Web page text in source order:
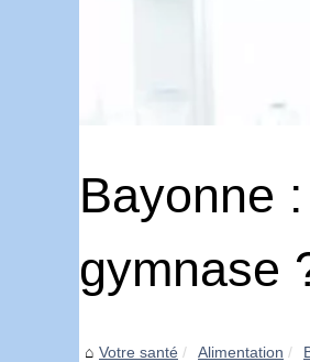
Bayonne
gymnase
Votre santé Alimentation